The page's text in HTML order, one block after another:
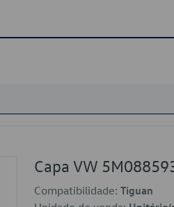
Capa VW
Compatibilidade: Tiguan